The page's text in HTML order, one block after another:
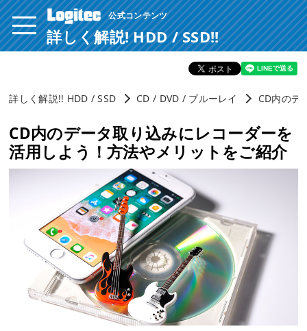
公式コンテンツ
詳しく解説! HDD / SSD!!
詳しく解説!! HDD / SSD CD / DVD / ブルーレイ CD内のデ
CD内のデータ取り込みにレコーダーを
活用しよう！方法やメリットをご紹介